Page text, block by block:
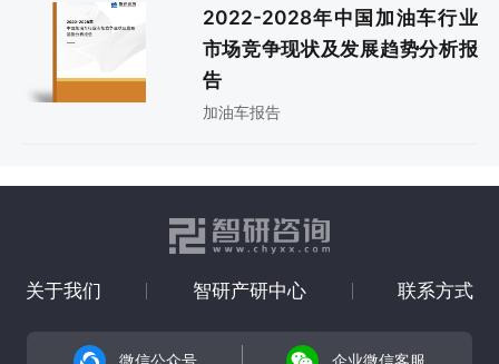
2022-2028年中国加油车行业
市场竞争现状及发展趋势分析报
告
加油车报告
关于我们 智研产研中心 联系方式
微信公众号 企业微信客服